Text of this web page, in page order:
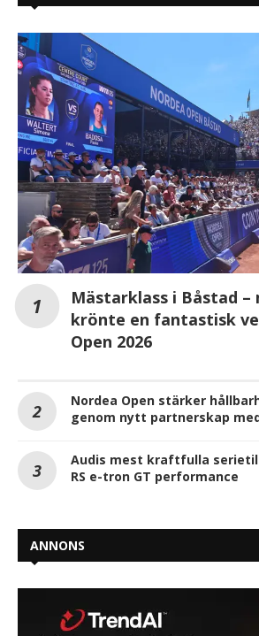
Mästarklass i Båstad –
krönte en fantastisk
Open 2026
Nordea Open stärker
genom nytt partnerskap
Audis mest kraftfulla
RS e-tron GT performance
ANNONS